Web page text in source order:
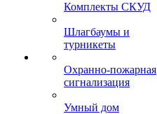
Комплекты СКУД
Шлагбаумы и
турникеты
Охранно-пожарная
сигнализация
Умный дом